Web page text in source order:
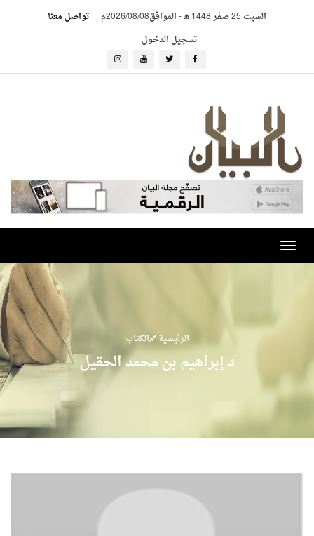
السبت 25 صفر 1448 هـ -الموافق2026/08/08م
تواصل معنا
تسجيل الدخول
Toggle
navigation
الرئيسية الكتاب
د إبراهيم بن محمد الحقيل